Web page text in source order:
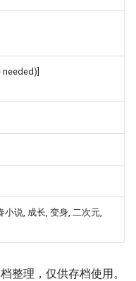
needed)]
小说, 成长, 变身, 二次元,
整理，仅供存档使用。